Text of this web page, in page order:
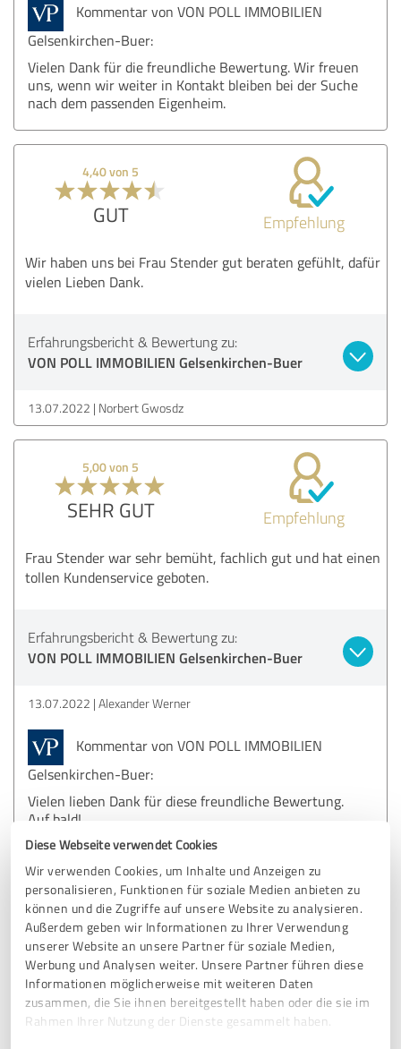
Diese Webseite verwendet Cookies
Wir verwenden Cookies, um Inhalte und Anzeigen zu
personalisieren, Funktionen für soziale Medien anbieten zu
können und die Zugriffe auf unsere Website zu analysieren.
Außerdem geben wir Informationen zu Ihrer Verwendung
unserer Website an unsere Partner für soziale Medien,
Werbung und Analysen weiter. Unsere Partner führen diese
Informationen möglicherweise mit weiteren Daten
zusammen, die Sie ihnen bereitgestellt haben oder die sie im
Rahmen Ihrer Nutzung der Dienste gesammelt haben.
Kommentar von VON POLL IMMOBILIEN
Gelsenkirchen-Buer:
Vielen Dank für die freundliche Bewertung. Wir freuen
uns, wenn wir weiter in Kontakt bleiben bei der Suche
nach dem passenden Eigenheim.
4,40 von 5
GUT Empfehlung
Wir haben uns bei Frau Stender gut beraten gefühlt, dafür
vielen Lieben Dank.
Erfahrungsbericht & Bewertung zu:
VON POLL IMMOBILIEN Gelsenkirchen-Buer
13.07.2022 Norbert Gwosdz
5,00 von 5
SEHR GUT Empfehlung
Frau Stender war sehr bemüht, fachlich gut und hat einen
tollen Kundenservice geboten.
Erfahrungsbericht & Bewertung zu:
VON POLL IMMOBILIEN Gelsenkirchen-Buer
13.07.2022 Alexander Werner
Kommentar von VON POLL IMMOBILIEN
Gelsenkirchen-Buer:
Vielen lieben Dank für diese freundliche Bewertung.
Auf bald!
5,00 von 5
SEHR GUT Empfehlung
Sehr netter Kontakt, ich empfehle es von ganzem Herzen.